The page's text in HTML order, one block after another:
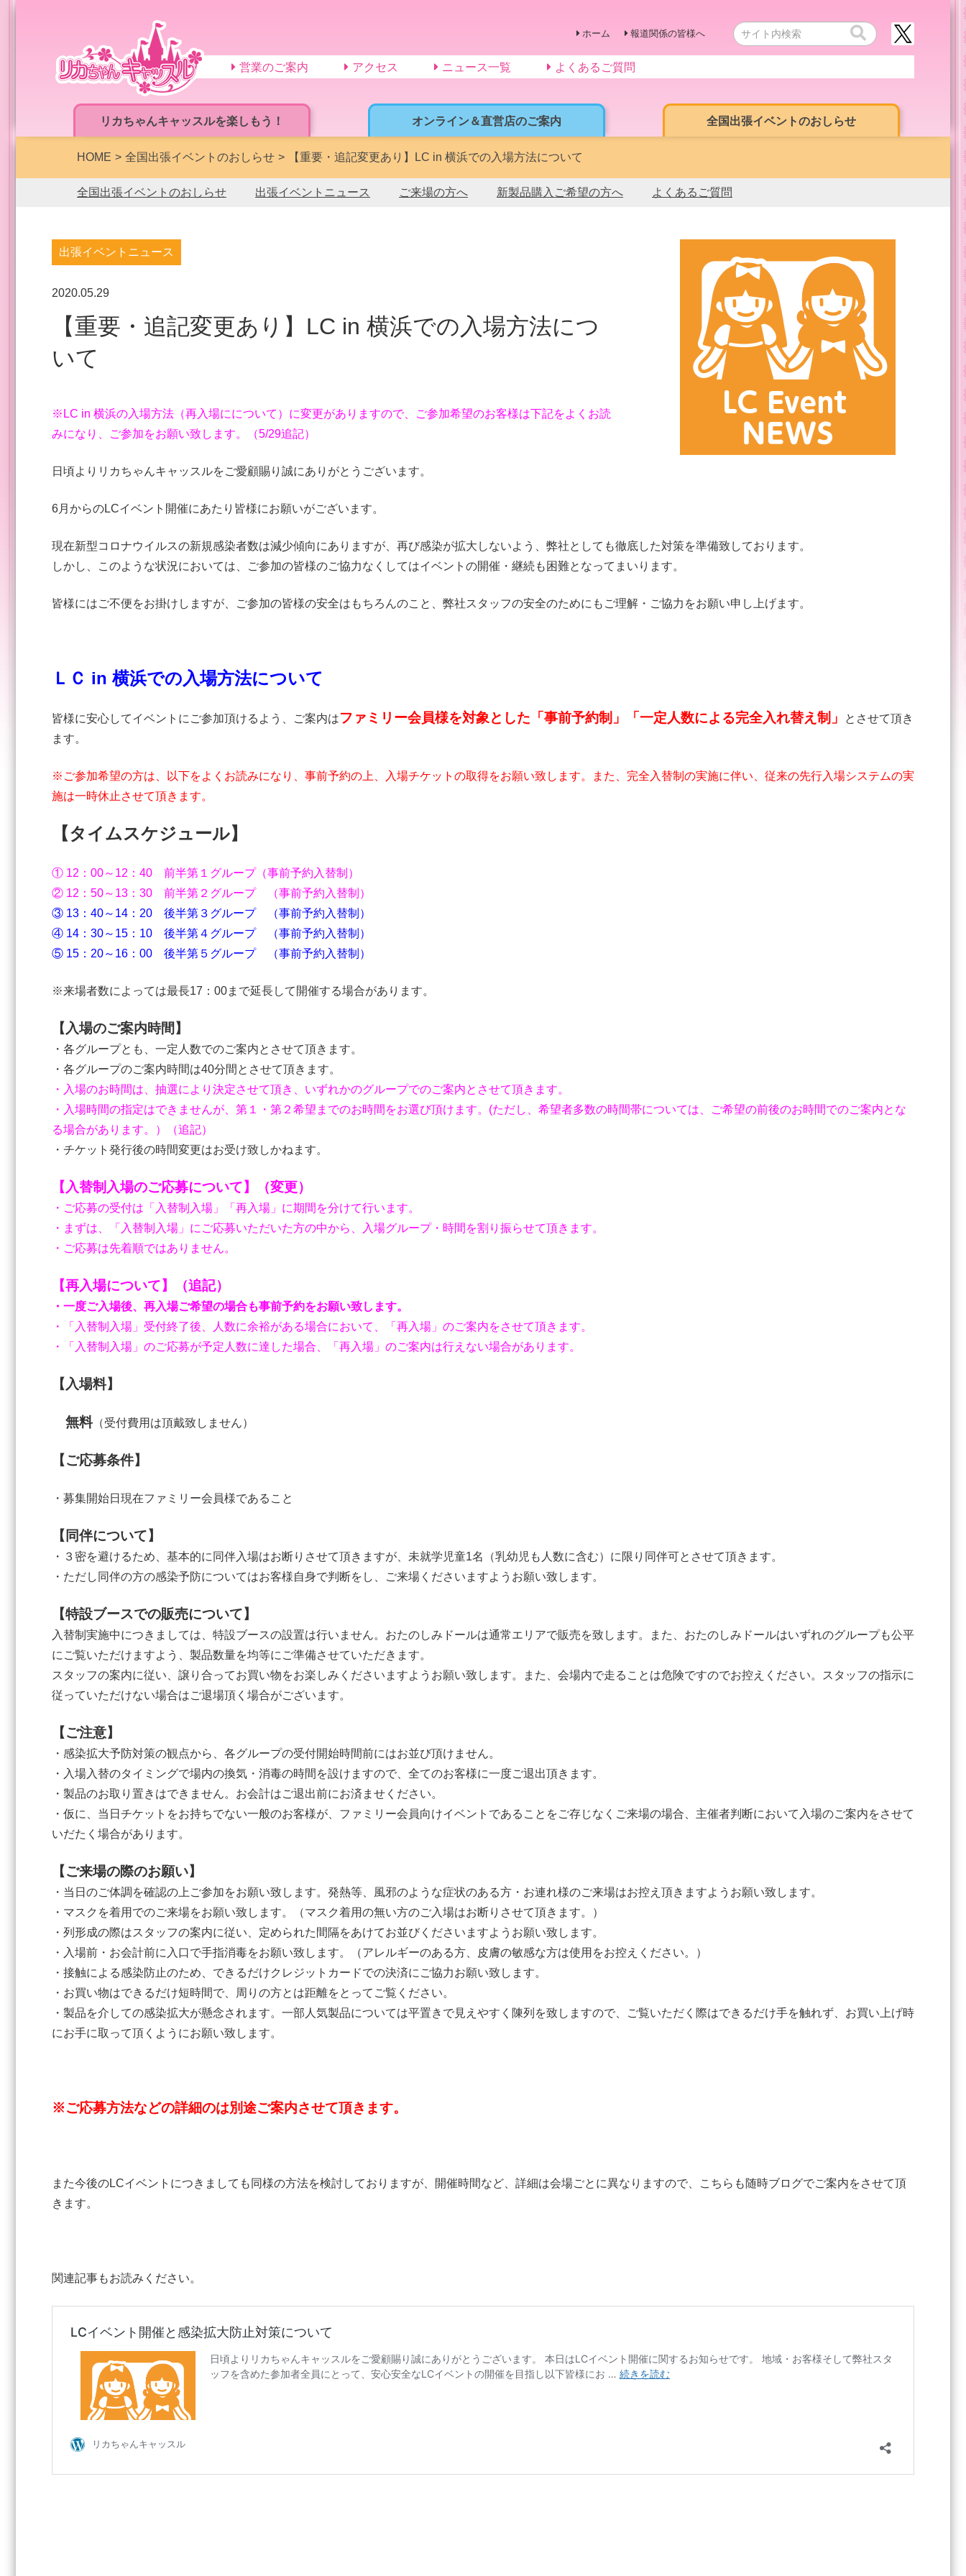
リカちゃんキャッスルを楽しもう！ オンライン＆直営店のご案内 全国出張イベントのおしらせ
ホーム 報道関係の皆様へ
営業のご案内 アクセス ニュース一覧 よくあるご質問
HOME 全国出張イベントのおしらせ 【重要・追記変更あり】LC in 横浜での入場方法について
全国出張イベントのおしらせ 出張イベントニュース ご来場の方へ 新製品購入ご希望の方へ よくあるご質問
出張イベントニュース
2020.05.29
【重要・追記変更あり】LC in 横浜での入場方法につ
いて
※LC in 横浜の入場方法（再入場にについて）に変更がありますので、ご参加希望のお客様は下記をよくお読
みになり、ご参加をお願い致します。（5/29追記）
日頃よりリカちゃんキャッスルをご愛顧賜り誠にありがとうございます。
6月からのLCイベント開催にあたり皆様にお願いがございます。
現在新型コロナウイルスの新規感染者数は減少傾向にありますが、再び感染が拡大しないよう、弊社としても徹底した対策を準備致しております。
しかし、このような状況においては、ご参加の皆様のご協力なくしてはイベントの開催・継続も困難となってまいります。
皆様にはご不便をお掛けしますが、ご参加の皆様の安全はもちろんのこと、弊社スタッフの安全のためにもご理解・ご協力をお願い申し上げます。
ＬＣ in 横浜での入場方法について
皆様に安心してイベントにご参加頂けるよう、ご案内はファミリー会員様を対象とした「事前予約制」「一定人数による完全入れ替え制」
とさせて頂き
ます。
※ご参加希望の方は、以下をよくお読みになり、事前予約の上、入場チケットの取得をお願い致します。また、完全入替制の実施に伴い、従来の先行入場システムの実
施は一時休止させて頂きます。
【タイムスケジュール】
① 12：00～12：40 前半第１グループ（事前予約入替制）
② 12：50～13：30 前半第２グループ （事前予約入替制）
③ 13：40～14：20 後半第３グループ （事前予約入替制）
④ 14：30～15：10 後半第４グループ （事前予約入替制）
⑤ 15：20～16：00 後半第５グループ （事前予約入替制）
※来場者数によっては最長17：00まで延長して開催する場合があります。
【入場のご案内時間】
・各グループとも、一定人数でのご案内とさせて頂きます。
・各グループのご案内時間は40分間とさせて頂きます。
・入場のお時間は、抽選により決定させて頂き、いずれかのグループでのご案内とさせて頂きます。
・入場時間の指定はできませんが、第１・第２希望までのお時間をお選び頂けます。(ただし、希望者多数の時間帯については、ご希望の前後のお時間でのご案内とな
る場合があります。）（追記）
・チケット発行後の時間変更はお受け致しかねます。
【入替制入場のご応募について】（変更）
・ご応募の受付は「入替制入場」「再入場」に期間を分けて行います。
・まずは、「入替制入場」にご応募いただいた方の中から、入場グループ・時間を割り振らせて頂きます。
・ご応募は先着順ではありません。
【再入場について】（追記）
・一度ご入場後、再入場ご希望の場合も事前予約をお願い致します。
・「入替制入場」受付終了後、人数に余裕がある場合において、「再入場」のご案内をさせて頂きます。
・「入替制入場」のご応募が予定人数に達した場合、「再入場」のご案内は行えない場合があります。
【入場料】
無料（受付費用は頂戴致しません）
【ご応募条件】
・募集開始日現在ファミリー会員様であること
【同伴について】
・３密を避けるため、基本的に同伴入場はお断りさせて頂きますが、未就学児童1名（乳幼児も人数に含む）に限り同伴可とさせて頂きます。
・ただし同伴の方の感染予防についてはお客様自身で判断をし、ご来場くださいますようお願い致します。
【特設ブースでの販売について】
入替制実施中につきましては、特設ブースの設置は行いません。おたのしみドールは通常エリアで販売を致します。また、おたのしみドールはいずれのグループも公平
にご覧いただけますよう、製品数量を均等にご準備させていただきます。
スタッフの案内に従い、譲り合ってお買い物をお楽しみくださいますようお願い致します。また、会場内で走ることは危険ですのでお控えください。スタッフの指示に
従っていただけない場合はご退場頂く場合がございます。
【ご注意】
・感染拡大予防対策の観点から、各グループの受付開始時間前にはお並び頂けません。
・入場入替のタイミングで場内の換気・消毒の時間を設けますので、全てのお客様に一度ご退出頂きます。
・製品のお取り置きはできません。お会計はご退出前にお済ませください。
・仮に、当日チケットをお持ちでない一般のお客様が、ファミリー会員向けイベントであることをご存じなくご来場の場合、主催者判断において入場のご案内をさせて
いだたく場合があります。
【ご来場の際のお願い】
・当日のご体調を確認の上ご参加をお願い致します。発熱等、風邪のような症状のある方・お連れ様のご来場はお控え頂きますようお願い致します。
・マスクを着用でのご来場をお願い致します。（マスク着用の無い方のご入場はお断りさせて頂きます。）
・列形成の際はスタッフの案内に従い、定められた間隔をあけてお並びくださいますようお願い致します。
・入場前・お会計前に入口で手指消毒をお願い致します。（アレルギーのある方、皮膚の敏感な方は使用をお控えください。）
・接触による感染防止のため、できるだけクレジットカードでの決済にご協力お願い致します。
・お買い物はできるだけ短時間で、周りの方とは距離をとってご覧ください。
・製品を介しての感染拡大が懸念されます。一部人気製品については平置きで見えやすく陳列を致しますので、ご覧いただく際はできるだけ手を触れず、お買い上げ時
にお手に取って頂くようにお願い致します。
※ご応募方法などの詳細のは別途ご案内させて頂きます。
また今後のLCイベントにつきましても同様の方法を検討しておりますが、開催時間など、詳細は会場ごとに異なりますので、こちらも随時ブログでご案内をさせて頂
きます。
関連記事もお読みください。